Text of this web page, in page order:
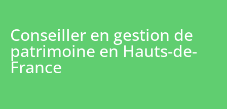
Conseiller en gestion de
patrimoine en Hauts-de-
France